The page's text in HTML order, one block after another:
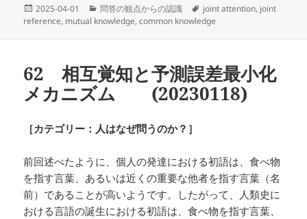
投
稿
2025-04-01
カ
テ
問答の観点からの認識
タ
グ
joint attention, joint
reference, mutual knowledge,common knowledge
62 相互覚知と予測誤差最小化
メカニズム
(20230118)
［カテゴリー：人はなぜ問うのか？］
前回述べたように、個人の発達における初語は、食べ物
を指す言葉、あるいは近くの重要な他者を指す言葉（名
前）であることが高いようです。したがって、人類史に
おける言語の誕生における初語は、食べ物を指す言葉、